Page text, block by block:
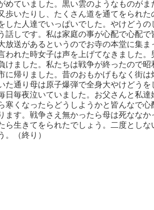
ていました。黒い雲のようなものが
歩いたりし、たくさん道を通てをられ
した人達でいっぱいでした。やけどう
しです。私は家庭の事が心配で心配で
送があるというのでお寺の本堂に集
れた時女子は声を上げてなきました。
けました。私たちは戦争が終ったので
帰りました。昔のおもかげもなく街は
通り母は原子爆弾で全身大やけどう
毎夜泣いていました。お父さんと私達
くなったらどうしようかと皆んなで
す。戦争さえ無かったら母は死なな
ら生きてをられたでしょう。二度とし
（終り）